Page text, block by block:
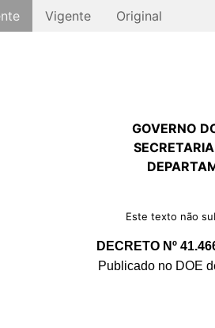
Vigente Original
GOVERNO
Este texto não
DECRETO Nº
Publicado no DOE